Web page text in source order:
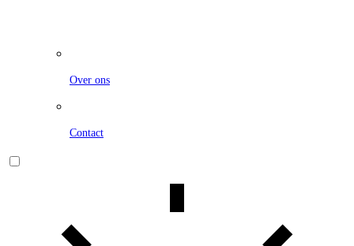
Over ons
Contact